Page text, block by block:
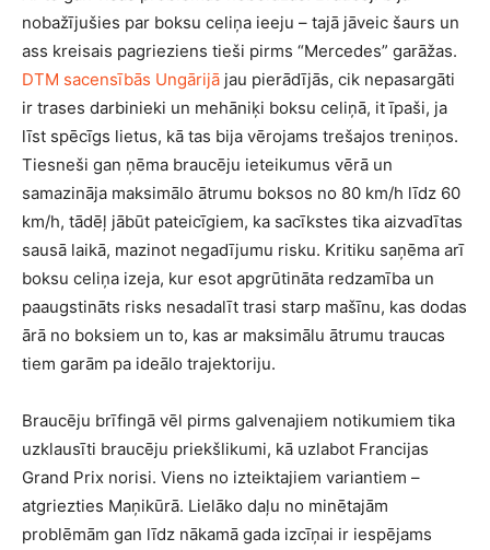
nobažījušies par boksu celiņa ieeju – tajā jāveic šaurs un
ass kreisais pagrieziens tieši pirms “Mercedes” garāžas.
DTM sacensībās Ungārijā jau pierādījās, cik nepasargāti
ir trases darbinieki un mehāniķi boksu celiņā, it īpaši, ja
līst spēcīgs lietus, kā tas bija vērojams trešajos treniņos.
Tiesneši gan ņēma braucēju ieteikumus vērā un
samazināja maksimālo ātrumu boksos no 80 km/h līdz 60
km/h, tādēļ jābūt pateicīgiem, ka sacīkstes tika aizvadītas
sausā laikā, mazinot negadījumu risku. Kritiku saņēma arī
boksu celiņa izeja, kur esot apgrūtināta redzamība un
paaugstināts risks nesadalīt trasi starp mašīnu, kas dodas
ārā no boksiem un to, kas ar maksimālu ātrumu traucas
tiem garām pa ideālo trajektoriju.
Braucēju brīfingā vēl pirms galvenajiem notikumiem tika
uzklausīti braucēju priekšlikumi, kā uzlabot Francijas
Grand Prix norisi. Viens no izteiktajiem variantiem –
atgriezties Maņikūrā. Lielāko daļu no minētajām
problēmām gan līdz nākamā gada izcīņai ir iespējams